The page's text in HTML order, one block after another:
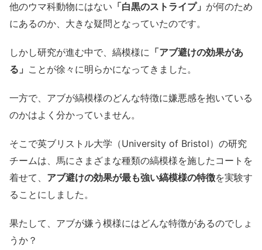
他のウマ科動物にはない 「白黒のストライプ」 が何のため
にあるのか、大きな疑問となっていたのです。
しかし研究が進む中で、縞模様に 「アブ避けの効果があ
る」 ことが徐々に明らかになってきました。
一方で、アブが縞模様のどんな特徴に嫌悪感を抱いている
のかはよく分かっていません。
そこで英ブリストル大学（University of Bristol）の研究
チームは、馬にさまざまな種類の縞模様を施したコートを
着せて、 アブ避けの効果が最も強い縞模様の特徴を実験す
ることにしました。
果たして、アブが嫌う模様にはどんな特徴があるのでしょ
うか？